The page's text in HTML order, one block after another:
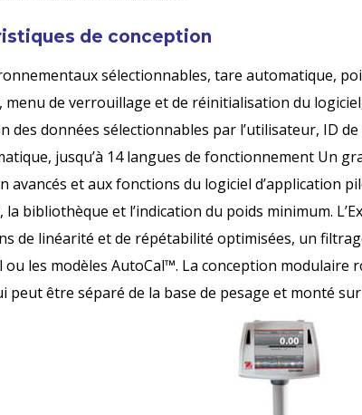
de conception
sélectionnables, tare automatique,
menu de verrouillage et de réinitialisation du
des données sélectionnables par l’utilisateur, ID
jusqu’à 14 langues de fonctionnement Un
avancés et aux fonctions du logiciel d’application
bibliothèque et l’indication du poids minimum.
de linéarité et de répétabilité optimisées, un
les modèles AutoCal™. La conception modulaire
peut être séparé de la base de pesage et monté